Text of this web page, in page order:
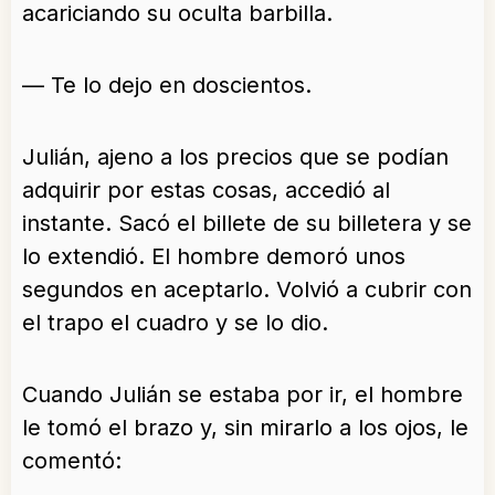
acariciando su oculta barbilla.
— Te lo dejo en doscientos.
Julián, ajeno a los precios que se podían
adquirir por estas cosas, accedió al
instante. Sacó el billete de su billetera y se
lo extendió. El hombre demoró unos
segundos en aceptarlo. Volvió a cubrir con
el trapo el cuadro y se lo dio.
Cuando Julián se estaba por ir, el hombre
le tomó el brazo y, sin mirarlo a los ojos, le
comentó: